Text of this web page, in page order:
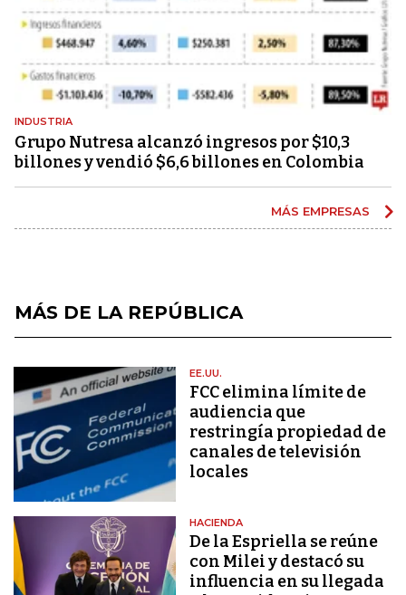
INDUSTRIA
Grupo Nutresa alcanzó ingresos por $10,3
billones y vendió $6,6 billones en Colombia
MÁS EMPRESAS
MÁS DE LA REPÚBLICA
EE.UU.
FCC elimina límite de
audiencia que
restringía propiedad de
canales de televisión
locales
HACIENDA
De la Espriella se reúne
con Milei y destacó su
influencia en su llegada